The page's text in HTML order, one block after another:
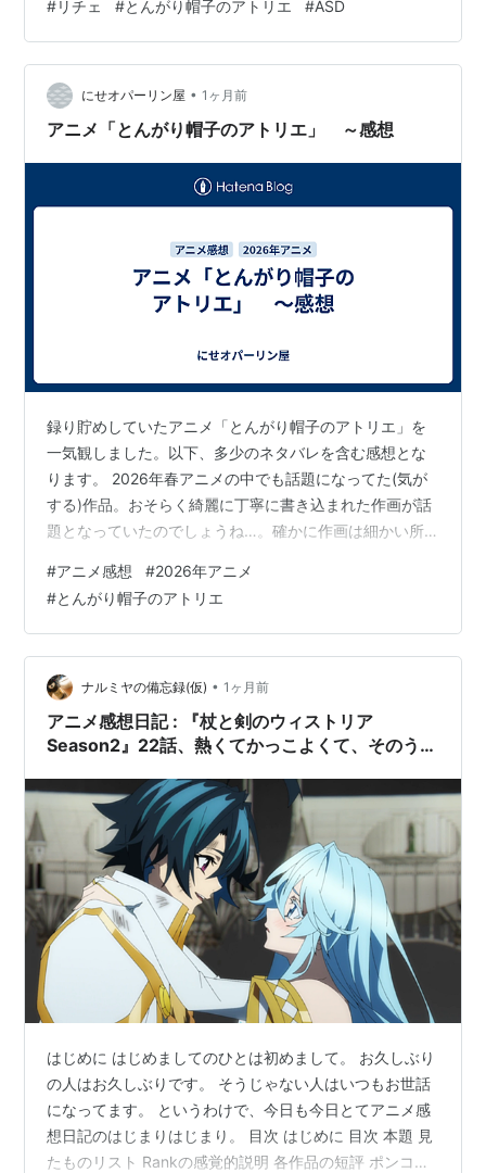
し仮にリチェがASDだとすると、無口で無表情な点や、
こだわりの強さに納得がいきます。そして、リチェは決
して自分勝手ではなく、本人なりの深い考えに基づき一
貫した行動を取っていることも分かります。残念なが
ら、そのことに周囲の人間が気づかない場合も多いので
#リチェ #とんがり帽子のアトリエ #ASD
にせオパーリン屋 • 1ヶ月前
アニメ「とんがり帽子のアトリエ」 ～感想
録り貯めしていたアニメ「とんがり帽子のアトリエ」を
一気観しました。以下、多少のネタバレを含む感想とな
ります。 2026年春アニメの中でも話題になってた(気が
する)作品。おそらく綺麗に丁寧に書き込まれた作画が話
題となっていたのでしょうね…。確かに作画は細かい所
る良い作品でした。 しかし、作画は良いけど俺的にはお
話、設定、世界観等にはちょっと惹かれなかった、不満
がある、疑問があるという感じなのですよね…。 まずは
魔法使いしか使えないとされている魔法…その「魔法」
の設定、世界観について。第1話の導入・設定説明で俺が
疑問に思ったのは摩訶不思議な力「魔法…
#アニメ感想 #2026年アニメ
#とんがり帽子のアトリエ
ナルミヤの備忘録(仮) • 1ヶ月前
アニメ感想日記 : 『杖と剣のウィストリア
Season2』22話、熱くてかっこよくて、そのう
る。
はじめに はじめましてのひとは初めまして。 お久しぶり
の人はお久しぶりです。 そうじゃない人はいつもお世話
になってます。 というわけで、今日も今日とてアニメ感
想日記のはじまりはじまり。 目次 はじめに 目次 本題 見
たものリスト Rankの感覚的説明 各作品の短評 ポンコツ